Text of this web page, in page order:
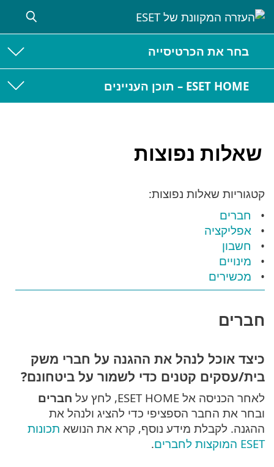
בחר את הכרטיסייה
ESET HOME – תוכן העניינים
שאלות נפוצות
קטגוריות שאלות נפוצות:
חברים
אפליקציה
חשבון
מינויים
מכשירים
חברים
כיצד אוכל לנהל את ההגנה על חברי משק
בית/עסקים קטנים כדי לשמור על ביטחונם?
לאחר הכניסה אל ESET HOME, לחץ על
חברים
ובחר את החבר הספציפי כדי להציג ולנהל את
ההגנה. לקבלת מידע נוסף, קרא את הנושא תכונות
ESET המוקצות לחברים
.